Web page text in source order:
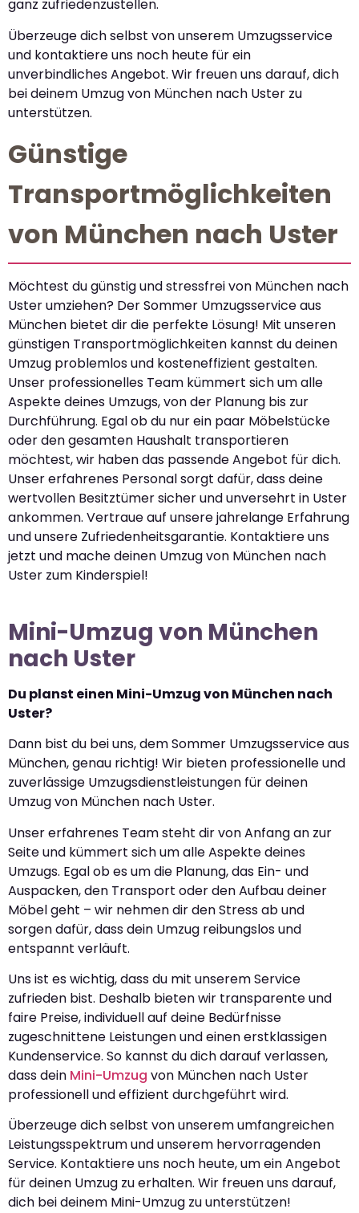
ganz zufriedenzustellen.
Überzeuge dich selbst von unserem Umzugsservice
und kontaktiere uns noch heute für ein
unverbindliches Angebot. Wir freuen uns darauf, dich
bei deinem Umzug von München nach Uster zu
unterstützen.
Günstige
Transportmöglichkeiten
von München nach Uster
Möchtest du günstig und stressfrei von München nach
Uster umziehen? Der Sommer Umzugsservice aus
München bietet dir die perfekte Lösung! Mit unseren
günstigen Transportmöglichkeiten kannst du deinen
Umzug problemlos und kosteneffizient gestalten.
Unser professionelles Team kümmert sich um alle
Aspekte deines Umzugs, von der Planung bis zur
Durchführung. Egal ob du nur ein paar Möbelstücke
oder den gesamten Haushalt transportieren
möchtest, wir haben das passende Angebot für dich.
Unser erfahrenes Personal sorgt dafür, dass deine
wertvollen Besitztümer sicher und unversehrt in Uster
ankommen. Vertraue auf unsere jahrelange Erfahrung
und unsere Zufriedenheitsgarantie. Kontaktiere uns
jetzt und mache deinen Umzug von München nach
Uster zum Kinderspiel!
Mini-Umzug von München
nach Uster
Du planst einen Mini-Umzug von München nach
Uster?
Dann bist du bei uns, dem Sommer Umzugsservice aus
München, genau richtig! Wir bieten professionelle und
zuverlässige Umzugsdienstleistungen für deinen
Umzug von München nach Uster.
Unser erfahrenes Team steht dir von Anfang an zur
Seite und kümmert sich um alle Aspekte deines
Umzugs. Egal ob es um die Planung, das Ein- und
Auspacken, den Transport oder den Aufbau deiner
Möbel geht – wir nehmen dir den Stress ab und
sorgen dafür, dass dein Umzug reibungslos und
entspannt verläuft.
Uns ist es wichtig, dass du mit unserem Service
zufrieden bist. Deshalb bieten wir transparente und
faire Preise, individuell auf deine Bedürfnisse
zugeschnittene Leistungen und einen erstklassigen
Kundenservice. So kannst du dich darauf verlassen,
dass dein Mini-Umzug von München nach Uster
professionell und effizient durchgeführt wird.
Überzeuge dich selbst von unserem umfangreichen
Leistungsspektrum und unserem hervorragenden
Service. Kontaktiere uns noch heute, um ein Angebot
für deinen Umzug zu erhalten. Wir freuen uns darauf,
dich bei deinem Mini-Umzug zu unterstützen!